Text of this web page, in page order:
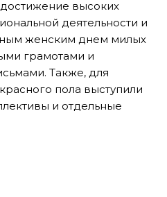
высоких
деятельности и
женским днем милых
грамотами и
Также, для
пола выступили
и отдельные